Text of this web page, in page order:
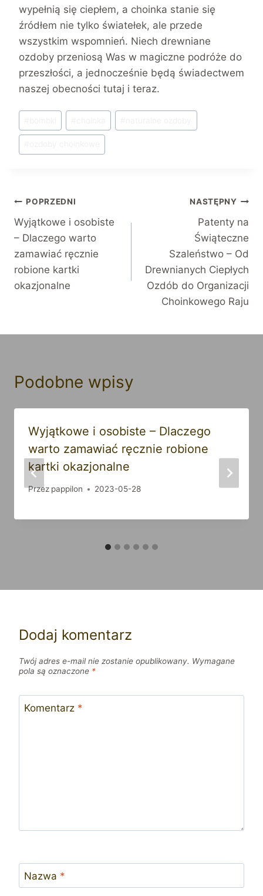
wypełnią się ciepłem, a choinka stanie się
źródłem nie tylko światełek, ale przede
wszystkim wspomnień. Niech drewniane
ozdoby przeniosą Was w magiczne podróże do
przeszłości, a jednocześnie będą świadectwem
naszej obecności tutaj i teraz.
Tagi
wpisu:
Nawigacja
wpisu
POPRZEDNI
Wyjątkowe i osobiste
– Dlaczego warto
zamawiać ręcznie
robione kartki
okazjonalne
NASTĘPNY
Patenty na
Świąteczne
Szaleństwo – Od
Drewnianych Ciepłych
Ozdób do Organizacji
Choinkowego Raju
Podobne wpisy
Wyjątkowe i osobiste – Dlaczego
warto zamawiać ręcznie robione
kartki okazjonalne
Przez pappilon 2023-05-28
Dodaj komentarz
Twój adres e-mail nie zostanie opublikowany. Wymagane
pola są oznaczone *
Komentarz *
Nazwa *